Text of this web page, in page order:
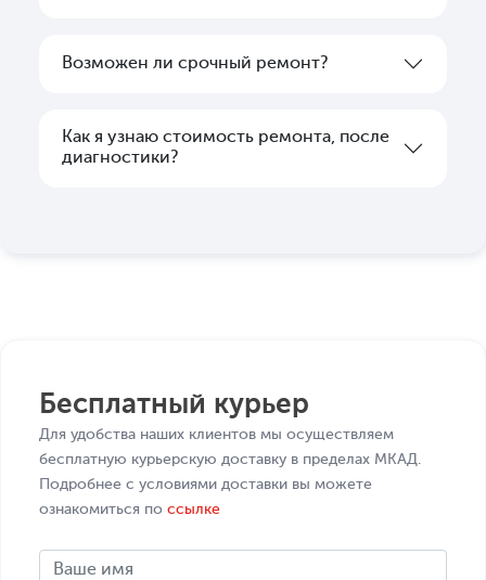
Возможен ли срочный ремонт?
Как я узнаю стоимость ремонта, после
диагностики?
Бесплатный курьер
Для удобства наших клиентов мы осуществляем
бесплатную курьерскую доставку в пределах МКАД.
Подробнее с условиями доставки вы можете
ознакомиться по ссылке